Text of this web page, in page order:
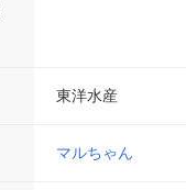
東洋水産
マルちゃん